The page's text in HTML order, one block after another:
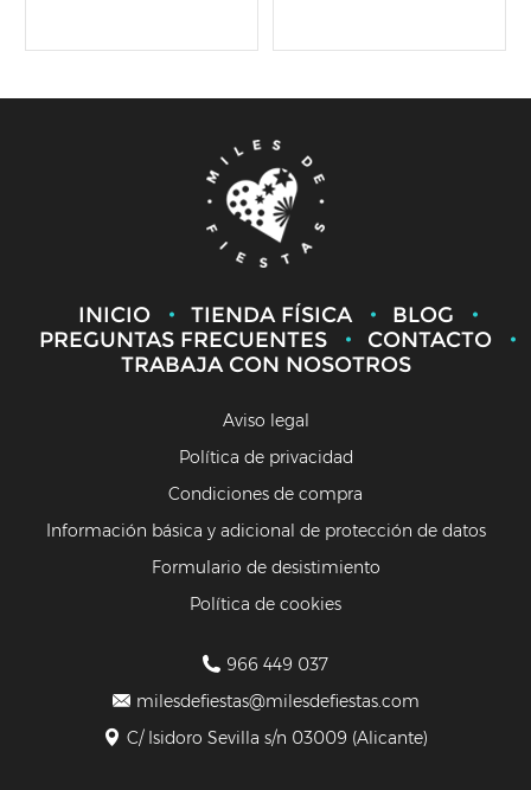
INICIO TIENDA FÍSICA
BLOG
PREGUNTAS FRECUENTES
CONTACTO
TRABAJA CON NOSOTROS
Aviso legal
Política de privacidad
Condiciones de compra
Información básica y adicional de protección de datos
Formulario de desistimiento
Política de cookies
966 449 037
milesdefiestas@milesdefiestas.com
C/ Isidoro Sevilla s/n 03009 (Alicante)